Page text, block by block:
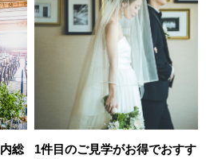
総
1件目のご見学がお得でおすす